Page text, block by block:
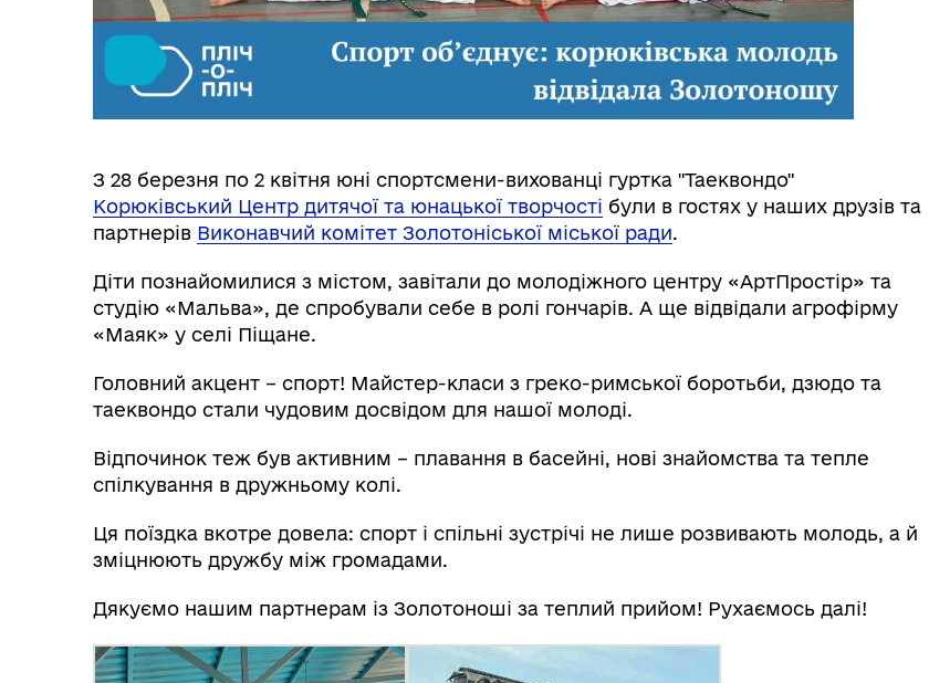
Організаційна структура
Очищення влади
Вулиці, провулки/
Welcome to Koriukivka
Бюджет громади
З 28 березня по 2 квітня юні спортсмени-вихованці гуртка "Таеквондо"
Корюківський Центр дитячої та юнацької творчості були в гостях у наших друзів та
партнерів Виконавчий комітет Золотоніської міської ради.
Діти познайомилися з містом, завітали до молодіжного центру «АртПростір» та
студію «Мальва», де спробували себе в ролі гончарів. А ще відвідали агрофірму
«Маяк» у селі Піщане.
Головний акцент – спорт! Майстер-класи з греко-римської боротьби, дзюдо та
таеквондо стали чудовим досвідом для нашої молоді.
Відпочинок теж був активним – плавання в басейні, нові знайомства та тепле
спілкування в дружньому колі.
Ця поїздка вкотре довела: спорт і спільні зустрічі не лише розвивають молодь, а й
зміцнюють дружбу між громадами.
Дякуємо нашим партнерам із Золотоноші за теплий прийом! Рухаємось далі!